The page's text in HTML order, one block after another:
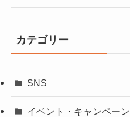
カテゴリー
SNS
イベント・キャンペーン